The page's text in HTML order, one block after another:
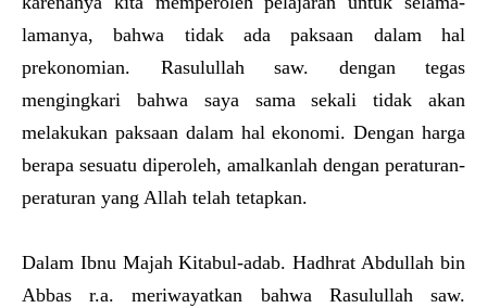
lamanya, bahwa tidak ada paksaan dalam hal
prekonomian. Rasulullah saw. dengan tegas
mengingkari bahwa saya sama sekali tidak akan
melakukan paksaan dalam hal ekonomi. Dengan harga
berapa sesuatu diperoleh, amalkanlah dengan peraturan-
peraturan yang Allah telah tetapkan.
Dalam Ibnu Majah Kitabul-adab. Hadhrat Abdullah bin
Abbas r.a. meriwayatkan bahwa Rasulullah saw.